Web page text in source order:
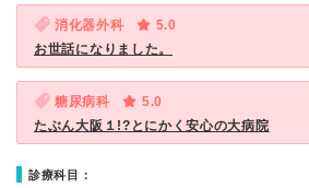
消化器外科
5.0
お世話になりました。
糖尿病科
5.0
たぶん大阪１!?とにかく安心の大病院
診療科目：